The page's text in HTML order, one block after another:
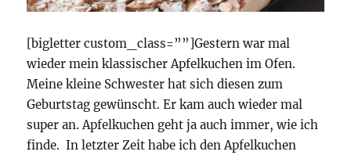
[bigletter custom_class=””]Gestern war mal
wieder mein klassischer Apfelkuchen im Ofen.
Meine kleine Schwester hat sich diesen zum
Geburtstag gewünscht. Er kam auch wieder mal
super an. Apfelkuchen geht ja auch immer, wie ich
finde. In letzter Zeit habe ich den Apfelkuchen